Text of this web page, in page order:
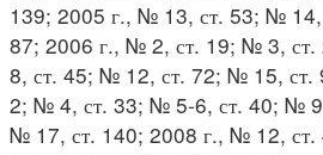
139; 2005 г., № 13, ст. 53; №
87; 2006 г., № 2, ст. 19; № 3,
8, ст. 45; № 12, ст. 72; № 15, ст.
2; № 4, ст. 33; № 5-6, ст. 40; №
№ 17, ст. 140; 2008 г., № 12,